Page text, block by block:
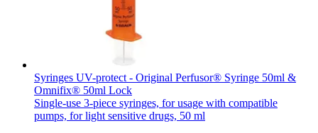
Syringes UV-protect - Original Perfusor® Syringe 50ml &
Omnifix® 50ml Lock
Single-use 3-piece syringes, for usage with compatible
pumps, for light sensitive drugs, 50 ml